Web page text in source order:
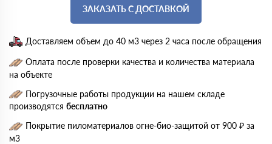
ЗАКАЗАТЬ С ДОСТАВКОЙ
Доставляем объем до 40 м3 через 2 часа после обращения
Оплата после проверки качества и количества материала
на объекте
Погрузочные работы продукции на нашем складе
производятся бесплатно
Покрытие пиломатериалов огне-био-защитой от 900 ₽ за
м3